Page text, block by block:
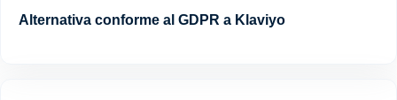
Alternativa conforme al GDPR a Klaviyo